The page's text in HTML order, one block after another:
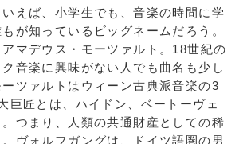
えば、小学生でも、音楽の時間に学
が知っているビッグネームだろう。
マデウス・モーツァルト。18世紀の
音楽に興味がない人でも曲名も少し
ツァルトはウィーン古典派音楽の3
巨匠とは、ハイドン、ベートーヴェ
つまり、人類の共通財産としての稀
ヴォルフガングは、ドイツ語圏の男